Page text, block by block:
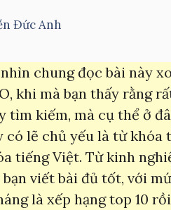
Đức Anh
chung đọc bài này
khi mà bạn thấy rằng
kiếm, mà cụ thể ở
lẽ chủ yếu là từ khóa
tiếng Việt. Từ kinh
viết bài đủ tốt, với
là xếp hạng top 10